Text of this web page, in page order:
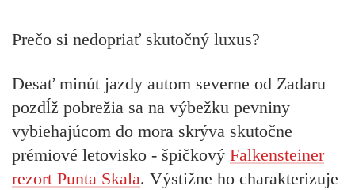
Prečo si nedopriať skutočný luxus?
Desať minút jazdy autom severne od Zadaru
pozdĺž pobrežia sa na výbežku pevniny
vybiehajúcom do mora skrýva skutočne
prémiové letovisko - špičkový Falkensteiner
rezort Punta Skala. Výstižne ho charakterizuje